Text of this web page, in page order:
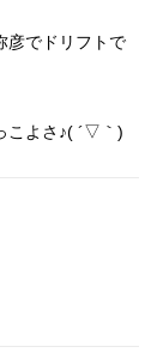
彦でドリフトで
こよさ♪( ´▽｀)